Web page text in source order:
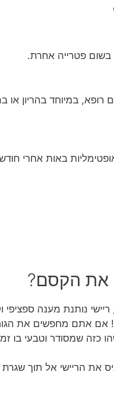
בשום פטרייה אחרת.
רופא, במיוחד בהריון או
באות אחרי
את הקסם?
נותנת מענה ספציפי
אם אתם מחפשים את
כזה שמסודר וטבעי בו
את הריישי אל תוך